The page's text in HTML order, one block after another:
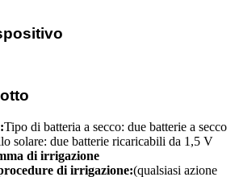
Tipo di batteria a secco: due batterie a secco
solare: due batterie ricaricabili da 1,5 V
di irrigazione
di irrigazione:(qualsiasi azione